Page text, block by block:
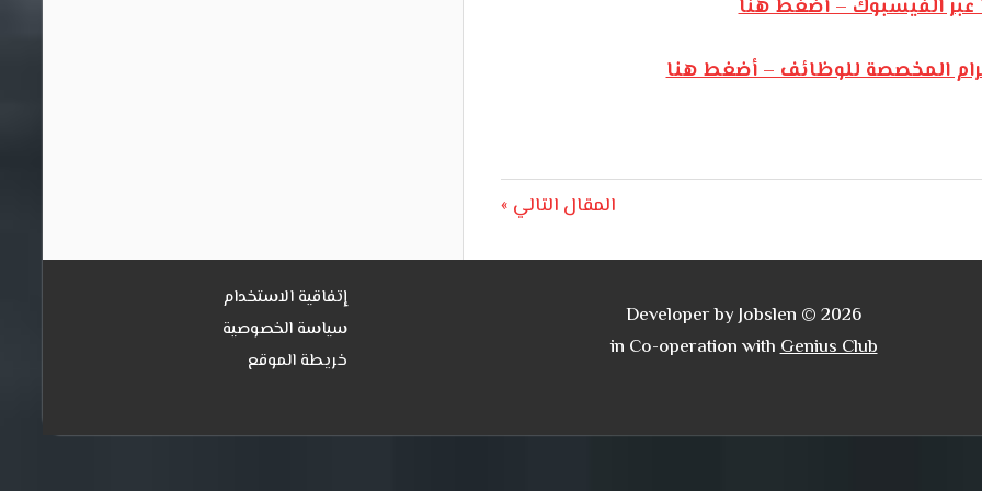
عبر الفيسبوك – أضغط هنا
المخصصة للوظائف – أضغط هنا
Next
المقال التالي
إتفاقية الاستخدام
سياسة الخصوصية
خريطة الموقع
Developer by Jobslen © 2026
in Co-operation withGenius Club